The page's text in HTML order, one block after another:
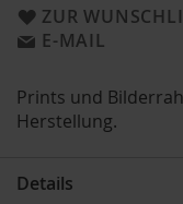
ZUR
E-MAIL
Prints und
Herstellung.
Details